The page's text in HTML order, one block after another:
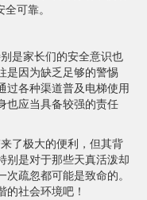
可靠。
是家长们的安全意识也
是因为缺乏足够的警惕
过各种渠道普及电梯使用
也应当具备较强的责任
了极大的便利，但其背
别是对于那些天真活泼却
疏忽都可能是致命的。
社会环境吧！